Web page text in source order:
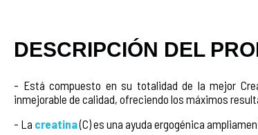
DESCRIPCIÓN DEL
- Está compuesto en su totalidad de la mejor
inmejorable de calidad, ofreciendo los máximos
- La creatina(C) es una ayuda ergogénica